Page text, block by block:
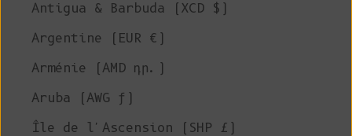
Antigua & Barbuda (XCD $)
Argentine (EUR €)
Arménie (AMD դր.)
Aruba (AWG ƒ)
Île de l'Ascension (SHP £)